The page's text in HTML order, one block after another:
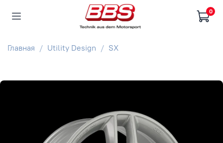
0
Главная Utility Design SX